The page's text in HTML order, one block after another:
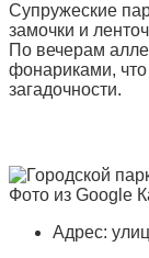
Супружеские
замочки и
По вечерам
фонариками,
загадочности.
Фото из Google
Адрес: